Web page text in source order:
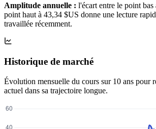
Amplitude annuelle : l'écart entre le point
point haut à 43,34 $US donne une lecture
travaillée récemment.
Historique de marché
Évolution mensuelle du cours sur 10 ans pour
actuel dans sa trajectoire longue.